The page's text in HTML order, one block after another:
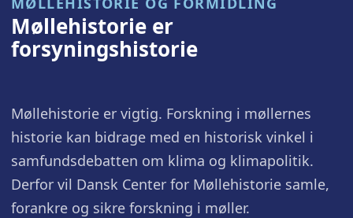
Møllehistorie er
forsyningshistorie
Møllehistorie er vigtig. Forskning i møllernes
historie kan bidrage med en historisk vinkel i
samfundsdebatten om klima og klimapolitik.
Derfor vil Dansk Center for Møllehistorie samle,
forankre og sikre forskning i møller.